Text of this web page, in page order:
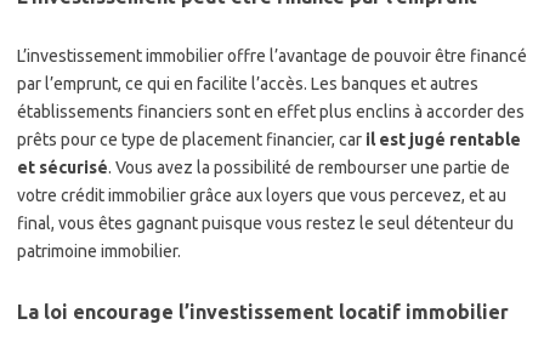
L’investissement immobilier offre l’avantage de pouvoir être financé
par l’emprunt, ce qui en facilite l’accès. Les banques et autres
établissements financiers sont en effet plus enclins à accorder des
prêts pour ce type de placement financier, car il est jugé rentable
et sécurisé. Vous avez la possibilité de rembourser une partie de
votre crédit immobilier grâce aux loyers que vous percevez, et au
final, vous êtes gagnant puisque vous restez le seul détenteur du
patrimoine immobilier.
La loi encourage l’investissement locatif immobilier